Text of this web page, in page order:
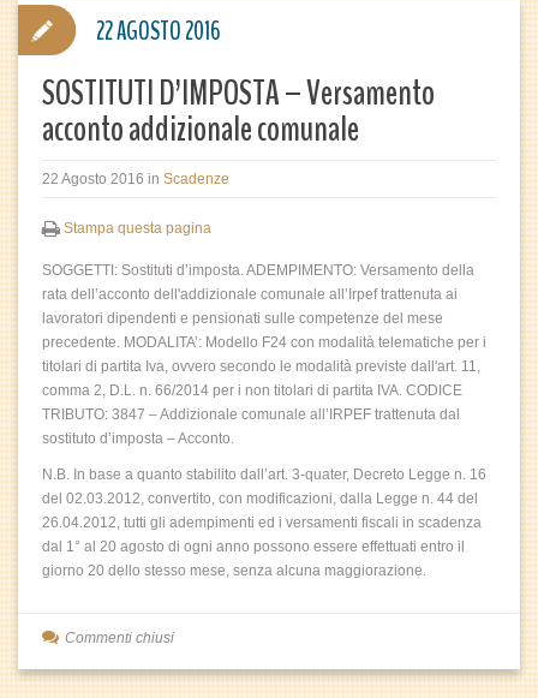
SOSTITUTI D’IMPOSTA – Versamento
acconto addizionale comunale
22 Agosto 2016 in Scadenze
Stampa questa pagina
SOGGETTI: Sostituti d’imposta. ADEMPIMENTO: Versamento della
rata dell’acconto dell'addizionale comunale all’Irpef trattenuta ai
lavoratori dipendenti e pensionati sulle competenze del mese
precedente. MODALITA’: Modello F24 con modalità telematiche per i
titolari di partita Iva, ovvero secondo le modalità previste dall'art. 11,
comma 2, D.L. n. 66/2014 per i non titolari di partita IVA. CODICE
TRIBUTO: 3847 – Addizionale comunale all’IRPEF trattenuta dal
sostituto d’imposta – Acconto.
N.B. In base a quanto stabilito dall’art. 3-quater, Decreto Legge n. 16
del 02.03.2012, convertito, con modificazioni, dalla Legge n. 44 del
26.04.2012, tutti gli adempimenti ed i versamenti fiscali in scadenza
dal 1° al 20 agosto di ogni anno possono essere effettuati entro il
giorno 20 dello stesso mese, senza alcuna maggiorazione.
22 AGOSTO 2016
Commenti chiusi